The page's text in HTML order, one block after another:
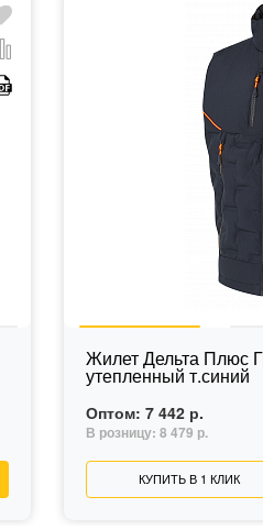
Жилет Дельта Плюс
утепленный т.синий
Оптом: 7 442 р.
В розницу: 8 479 р.
КУПИТЬ В 1 КЛИК